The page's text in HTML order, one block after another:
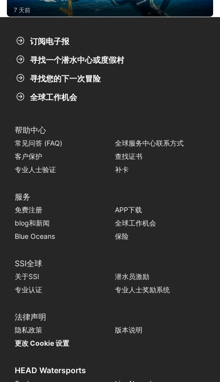
7 天前
订阅电子报
寻找一个潜水中心或度假村
寻找您的下一次冒险
全球工作机会
帮助中心
常见问答 (FAQ)
全球服务中心联系方式
客户保护
查找证书
专业人士验证
补卡
服务
免费注册
APP下载
blog和新闻
全球工作机会
Blue Oceans
保险
SSI全球
关于SSI
潜水员激励
专业认证
专业人士奖励系统
法律声明
隐私政策
版本说明
更改 Cookie 设置
HEAD Watersports